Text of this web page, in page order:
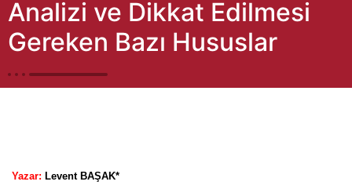
Analizi ve Dikkat Edilmesi
Gereken Bazı Hususlar
Yazar: Levent BAŞAK*